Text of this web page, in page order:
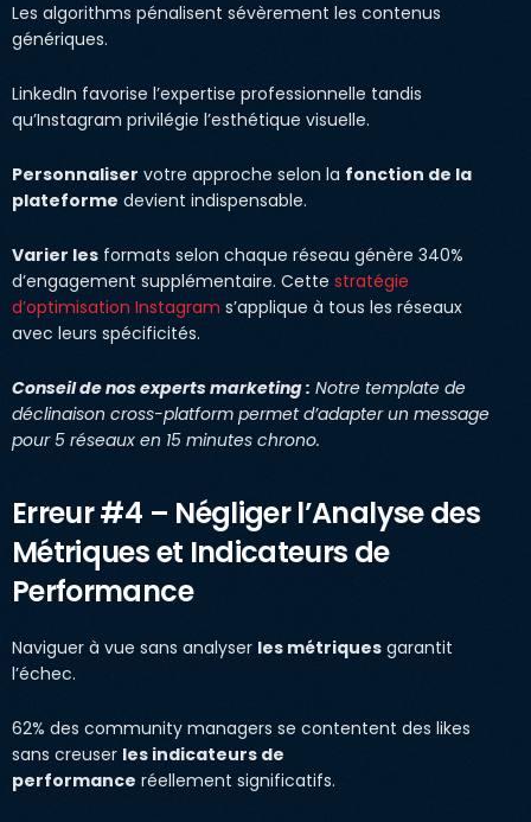
Les algorithms pénalisent sévèrement les contenus
génériques.
LinkedIn favorise l’expertise professionnelle tandis
qu’Instagram privilégie l’esthétique visuelle.
Personnaliser votre approche selon la fonction de la
plateforme devient indispensable.
Varier les formats selon chaque réseau génère 340%
d’engagement supplémentaire. Cette stratégie
d’optimisation Instagram s’applique à tous les réseaux
avec leurs spécificités.
Conseil de nos experts marketing : Notre template de
déclinaison cross-platform permet d’adapter un message
pour 5 réseaux en 15 minutes chrono.
Erreur #4 – Négliger l’Analyse des
Métriques et Indicateurs de
Performance
Naviguer à vue sans analyser les métriques garantit
l’échec.
62% des community managers se contentent des likes
sans creuser les indicateurs de
performance réellement significatifs.